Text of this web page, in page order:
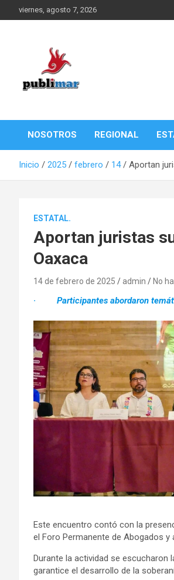
al
viernes, agosto 7, 2026
PubliMar
NOSOTROS REGIONAL
Inicio 2025 febrero 14 Aportan
ESTATAL.
Aportan juristas
Oaxaca
14 de febrero de 2025 admin No
· Participantes abordaron
Este encuentro contó con la
el Foro Permanente de Abogados
Durante la actividad se escucharon
garantice el desarrollo de la